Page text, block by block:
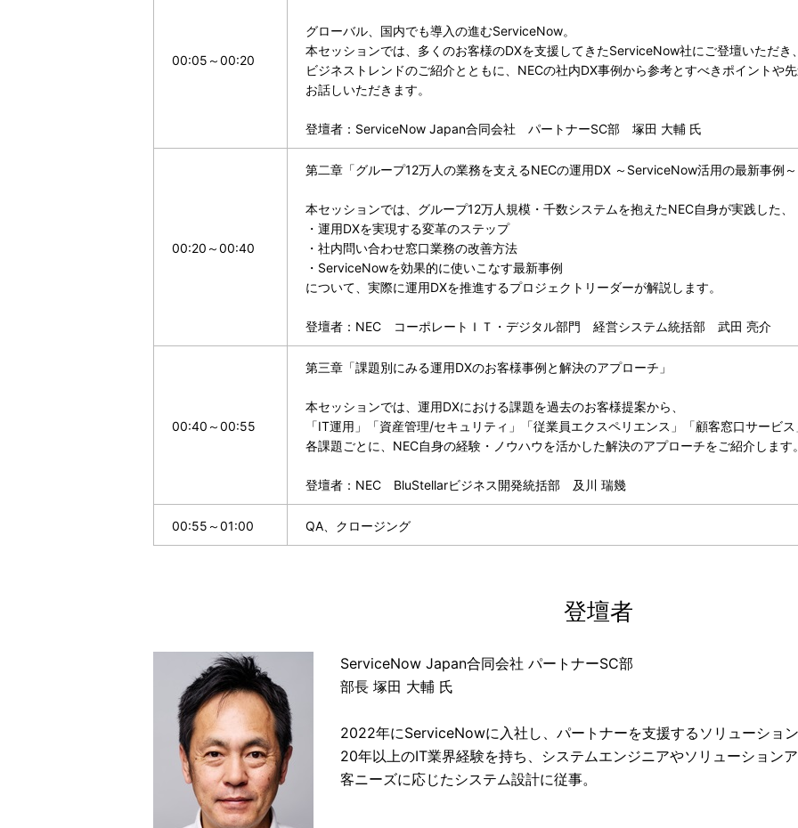
00:05～00:20
グローバル、国内でも導入の進むServiceNow。
本セッションでは、多くのお客様のDXを支援してきたServiceNow社にご登壇いただき、
ビジネストレンドのご紹介とともに、NECの社内DX事例から参考とすべきポイントや先
お話しいただきます。
登壇者：ServiceNow Japan合同会社 パートナーSC部 塚田 大輔 氏
00:20～00:40
第二章「グループ12万人の業務を支えるNECの運用DX ～ServiceNow活用の最新事例～
本セッションでは、グループ12万人規模・千数システムを抱えたNEC自身が実践した、
・運用DXを実現する変革のステップ
・社内問い合わせ窓口業務の改善方法
・ServiceNowを効果的に使いこなす最新事例
について、実際に運用DXを推進するプロジェクトリーダーが解説します。
登壇者：NEC コーポレートＩＴ・デジタル部門 経営システム統括部 武田 亮介
00:40～00:55
第三章「課題別にみる運用DXのお客様事例と解決のアプローチ」
本セッションでは、運用DXにおける課題を過去のお客様提案から、
「IT運用」「資産管理/セキュリティ」「従業員エクスペリエンス」「顧客窓口サービス
各課題ごとに、NEC自身の経験・ノウハウを活かした解決のアプローチをご紹介します。
登壇者：NEC BluStellarビジネス開発統括部 及川 瑞幾
00:55～01:00 QA、クロージング
登壇者
ServiceNow Japan合同会社 パートナーSC部
部長 塚田 大輔 氏
2022年にServiceNowに入社し、パートナーを支援するソリューショ
20年以上のIT業界経験を持ち、システムエンジニアやソリューション
客ニーズに応じたシステム設計に従事。